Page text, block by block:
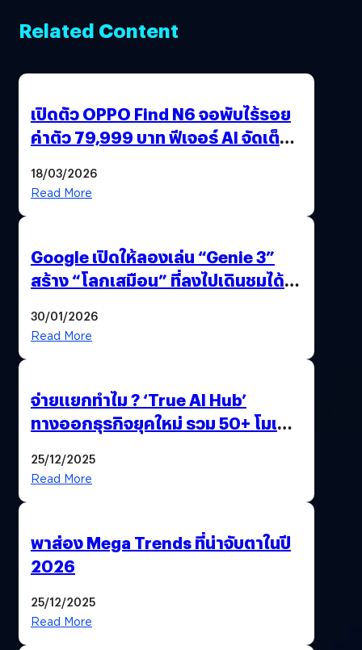
Related Content
เปิดตัว OPPO Find N6 จอพับไร้รอย
ค่าตัว 79,999 บาท ฟีเจอร์ AI จัดเต็ม
18/03/2026
Read More
Google เปิดให้ลองเล่น “Genie 3”
สร้าง “โลกเสมือน” ที่ลงไปเดินชมได้
30/01/2026
Read More
จ่ายแยกทำไม ? ‘True AI Hub’
ทางออกธุรกิจยุคใหม่ รวม 50+ โมเดล
25/12/2025
Read More
พาส่อง Mega Trends ที่น่าจับตาในปี
2026
25/12/2025
Read More